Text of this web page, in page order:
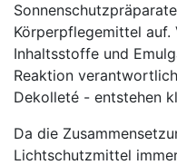
Körperpflegemittel
Inhaltsstoffe und
Reaktion
Dekolleté - entstehen
Da die
Lichtschutzmittel